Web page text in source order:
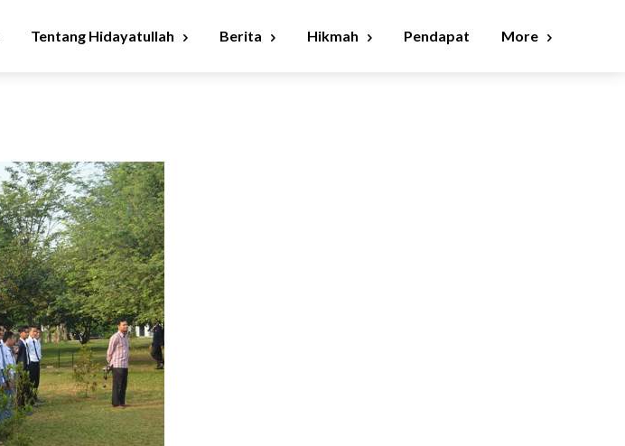
Tentang Hidayatullah Berita Hikmah Pendapat More